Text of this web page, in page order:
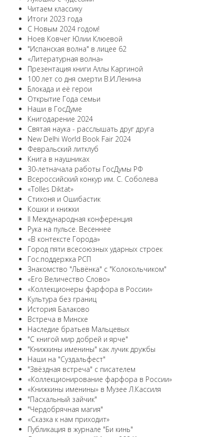
Читаем классику
Итоги 2023 года
С Новым 2024 годом!
Ноев Ковчег Юлии Клюевой
"Испанская волна" в лицее 62
«Литературная волна»
Презентация книги Аллы Каргиной
100 лет со дня смерти В.И.Ленина
Блокада и её герои
Открытие Года семьи
Наши в ГосДуме
Книгодарение 2024
Святая наука - расслышать друг друга
New Delhi World Book Fair 2024
Февральский литклуб
Книга в наушниках
30-летначала работы ГосДумы РФ
Всероссийский конкур им. С. Соболева
«Tolles Diktat»
Стихоня и Ошибастик
Кошки и книжки
II Международная конференция
Рука на пульсе. Весеннее
«В контексте Города»
Город пяти всесоюзных ударных строек
Гос.поддержка РСП
Знакомство "Львёнка" с "Колокольчиком"
«Его Величество Слово»
«Коллекционеры фарфора в России»
Культура без границ
История Балаково
Встреча в Минске
Наследие братьев Мальцевых
"С книгой мир добрей и ярче"
"Книжкины именины" как лучик дружбы
Наши на "Суздальфест"
"Звёздная встреча" с писателем
«Коллекционирование фарфора в России»
«Книжкины именины» в Музее Л.Кассиля
"Пасхальный зайчик"
"Чердобрячная магия"
«Сказка к нам приходит»
Публикация в журнале "Би кинь"